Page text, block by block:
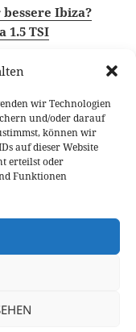
wir Technologien
und/oder darauf
können wir
auf dieser Website
erteilst oder
Funktionen
Ibiza?
1.5 TSI
Fahrberichte Seat
ein
Mazda CX-5